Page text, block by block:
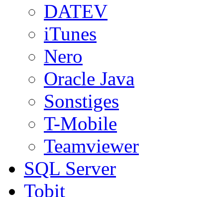
DATEV
iTunes
Nero
Oracle Java
Sonstiges
T-Mobile
Teamviewer
SQL Server
Tobit